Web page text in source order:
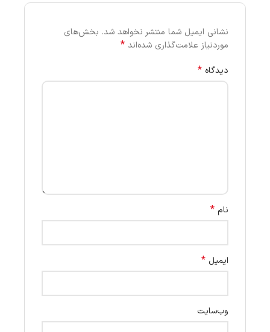
نشانی ایمیل شما منتشر نخواهد شد. بخش‌های
موردنیاز علامت‌گذاری شده‌اند *
دیدگاه *
نام *
ایمیل *
وب‌سایت